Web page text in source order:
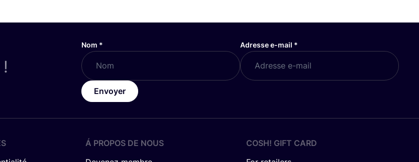
Nom * Adresse e-mail *
Envoyer
Á PROPOS DE NOUS
COSH! GIFT CARD